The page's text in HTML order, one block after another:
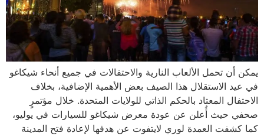
يمكن أن تحمل الألعاب النارية والاحتفالات في جميع أنحاء شيكاغو
في عيد الاستقلال هذا الصيف بعض الأهمية الإضافية، بخلاف
الاحتفال المعتاد بالحكم الذاتي للولايات المتحدة. خلال مؤتمرٍ
صحفي حيث أُعلن عن عودة معرض شيكاغو للسيارات في يوليو،
كما كشفت العمدة لوري لايتفوت عن هدفها لإعادة فتح المدينة